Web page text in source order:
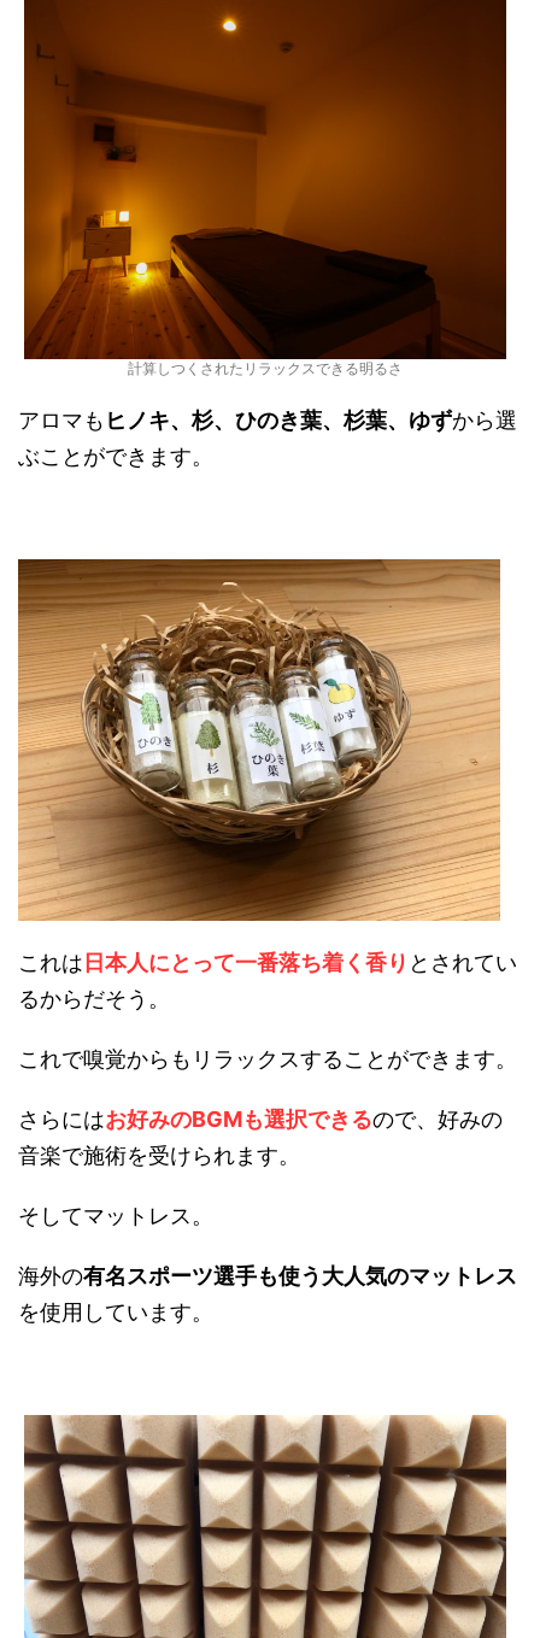
計算しつくされたリラックスできる明るさ
アロマも ヒノキ、杉、ひのき葉、杉葉、ゆずから選
ぶことができます。
これは 日本人にとって一番落ち着く香り とされてい
るからだそう。
これで嗅覚からもリラックスすることができます。
さらにはお好みのBGMも選択できるので、好みの
音楽で施術を受けられます。
そしてマットレス。
海外の有名スポーツ選手も使う大人気のマットレス
を使用しています。